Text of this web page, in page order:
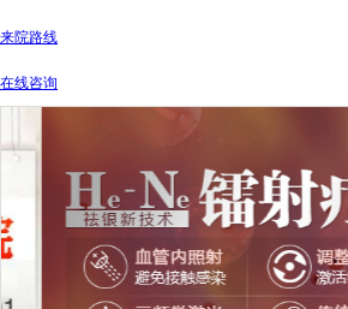
来院路线
在线咨询